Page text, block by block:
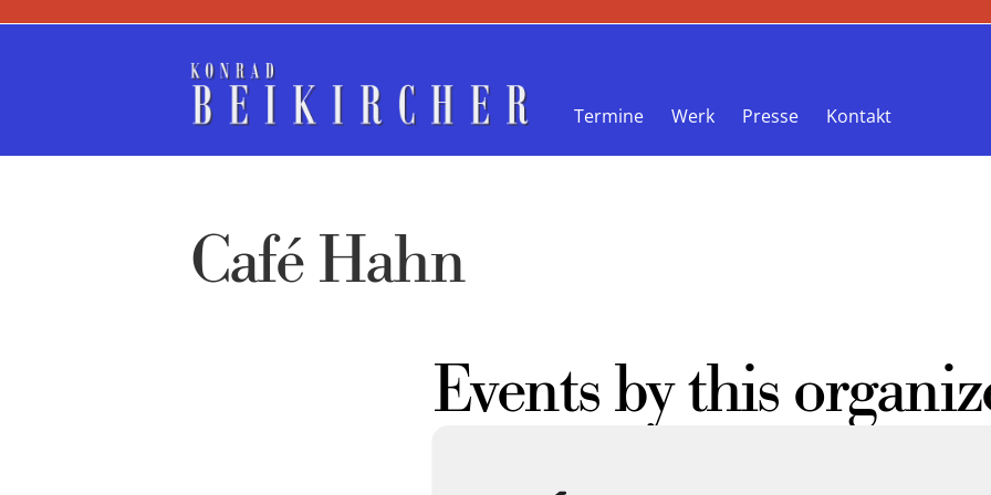
Termine
Werk Presse Kontakt
Café Hahn
Events by this